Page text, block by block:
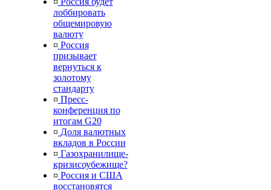
лоббировать
общемировую
валюту
¤ Россия
призывает
вернуться к
золотому
стандарту
¤ Пресс-
конференция по
итогам G20
¤ Доля валютных
вкладов в России
¤ Газохранилище-
кризисоубежище?
¤ Россия и США
восстановятся